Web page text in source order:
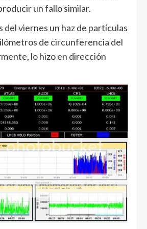
un fallo similar.
del viernes un haz de partículas
de circunferencia del
lo hizo en dirección